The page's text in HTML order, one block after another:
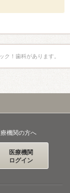
ク！歯科があります。
療機関の方へ
医療機関
ログイン